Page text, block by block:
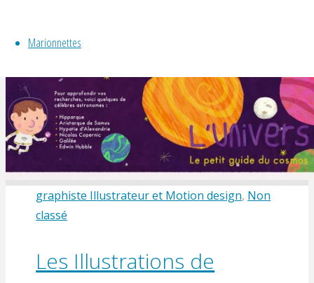
Marionnettes
lire la suite
déambulation
avec
Solange"
graphiste Illustrateur et Motion design, Non
classé
Les Illustrations de